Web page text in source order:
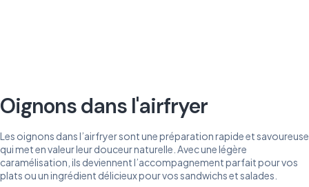
Oignons dans l'airfryer
Les oignons dans l’airfryer sont une préparation rapide et savoureuse
qui met en valeur leur douceur naturelle. Avec une légère
caramélisation, ils deviennent l’accompagnement parfait pour vos
plats ou un ingrédient délicieux pour vos sandwichs et salades.